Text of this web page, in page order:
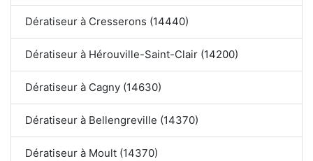
Dératiseur à Cresserons (14440)
Dératiseur à Hérouville-Saint-Clair (14200)
Dératiseur à Cagny (14630)
Dératiseur à Bellengreville (14370)
Dératiseur à Moult (14370)